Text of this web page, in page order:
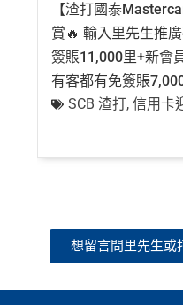
【渣打國泰
賞🔥 輸入里先生推
簽賬11,000里+新會
有客都有免簽賬
SCB 渣打,信用卡
想留言問里先生或